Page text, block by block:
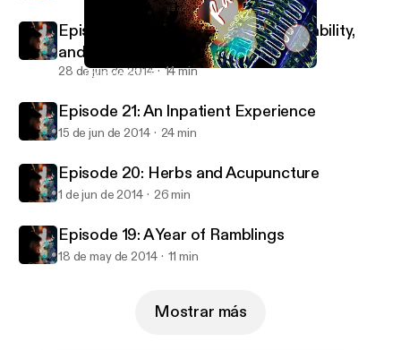
Episode 20: Herbs and Acupuncture
Episode 22: Sexuality, Learning Disability,
and more.
28 de jun de 2014 14 min
Episode 21: An Inpatient Experience
15 de jun de 2014 24 min
Episode 20: Herbs and Acupuncture
1 de jun de 2014 26 min
Episode 19: A Year of Ramblings
18 de may de 2014 11 min
Mostrar más